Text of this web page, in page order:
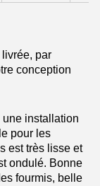
par
conception
installation
pour les
est très lisse et
ondulé. Bonne
fourmis, belle